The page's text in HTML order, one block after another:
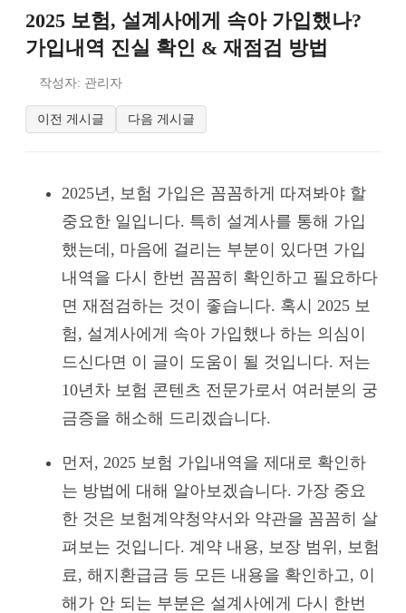
2025 보험, 설계사에게 속아 가입했나?
가입내역 진실 확인 & 재점검 방법
작성자: 관리자
이전 게시글 다음 게시글
2025년, 보험 가입은 꼼꼼하게 따져봐야 할
중요한 일입니다. 특히 설계사를 통해 가입
했는데, 마음에 걸리는 부분이 있다면 가입
내역을 다시 한번 꼼꼼히 확인하고 필요하다
면 재점검하는 것이 좋습니다. 혹시 2025 보
험, 설계사에게 속아 가입했나 하는 의심이
드신다면 이 글이 도움이 될 것입니다. 저는
10년차 보험 콘텐츠 전문가로서 여러분의 궁
금증을 해소해 드리겠습니다.
먼저, 2025 보험 가입내역을 제대로 확인하
는 방법에 대해 알아보겠습니다. 가장 중요
한 것은 보험계약청약서와 약관을 꼼꼼히 살
펴보는 것입니다. 계약 내용, 보장 범위, 보험
료, 해지환급금 등 모든 내용을 확인하고, 이
해가 안 되는 부분은 설계사에게 다시 한번